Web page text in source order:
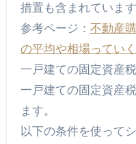
措置も含まれています
参考ページ： 不動産
の平均や相場ってい
一戸建ての固定資産
一戸建ての固定資産
ます。
以下の条件を使って